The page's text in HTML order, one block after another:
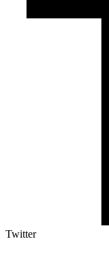
Twitter